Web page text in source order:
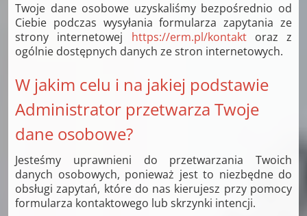
Twoje dane osobowe uzyskaliśmy bezpośrednio od
Ciebie podczas wysyłania formularza zapytania ze
strony internetowej https://erm.pl/kontaktoraz z
ogólnie dostępnych danych ze stron internetowych.
W jakim celu i na jakiej podstawie
Administrator przetwarza Twoje
dane osobowe?
Jesteśmy uprawnieni do przetwarzania Twoich
danych osobowych, ponieważ jest to niezbędne do
obsługi zapytań, które do nas kierujesz przy pomocy
formularza kontaktowego lub skrzynki intencji.